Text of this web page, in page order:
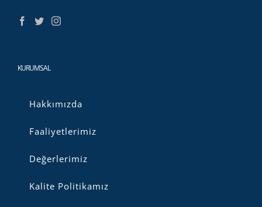
KURUMSAL
Hakkımızda
Faaliyetlerimiz
Değerlerimiz
Kalite Politikamız